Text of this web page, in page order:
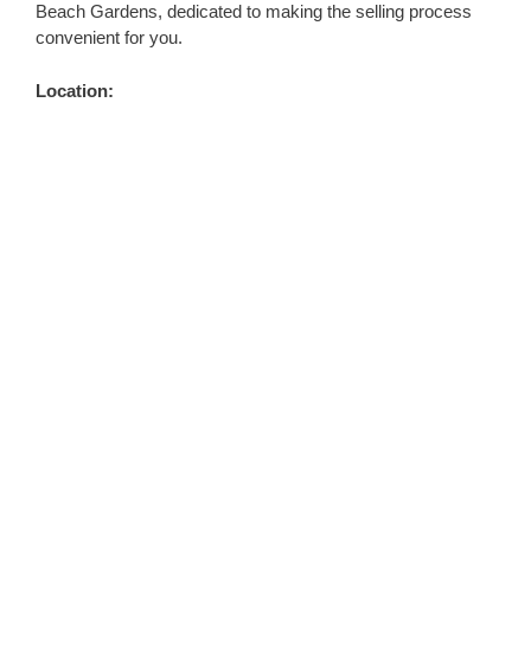
Beach Gardens, dedicated to making the selling process
convenient for you.
Location: